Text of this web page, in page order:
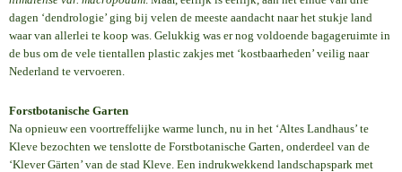
dagen ‘dendrologie’ ging bij velen de meeste aandacht naar het stukje land
waar van allerlei te koop was. Gelukkig was er nog voldoende bagageruimte in
de bus om de vele tientallen plastic zakjes met ‘kostbaarheden’ veilig naar
Nederland te vervoeren.
Forstbotanische Garten
Na opnieuw een voortreffelijke warme lunch, nu in het ‘Altes Landhaus’ te
Kleve bezochten we tenslotte de Forstbotanische Garten, onderdeel van de
‘Klever Gärten’ van de stad Kleve. Een indrukwekkend landschapspark met